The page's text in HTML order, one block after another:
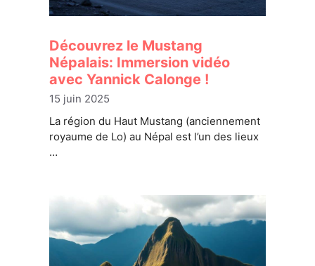
Découvrez le Mustang
Népalais: Immersion vidéo
avec Yannick Calonge !
15 juin 2025
La région du Haut Mustang (anciennement
royaume de Lo) au Népal est l’un des lieux
…